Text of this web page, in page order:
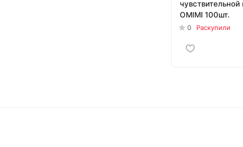
OMIMI 100шт.
0 Раскупили